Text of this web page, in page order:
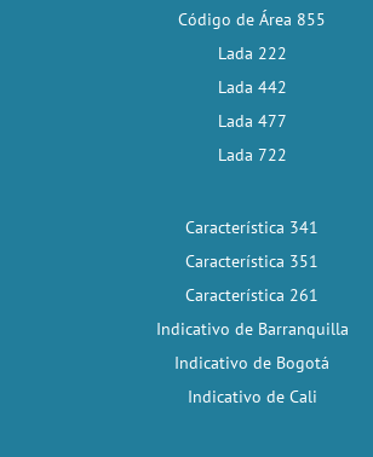
Código de Área 855
Lada 222
Lada 442
Lada 477
Lada 722
Característica 341
Característica 351
Característica 261
Indicativo de Barranquilla
Indicativo de Bogotá
Indicativo de Cali